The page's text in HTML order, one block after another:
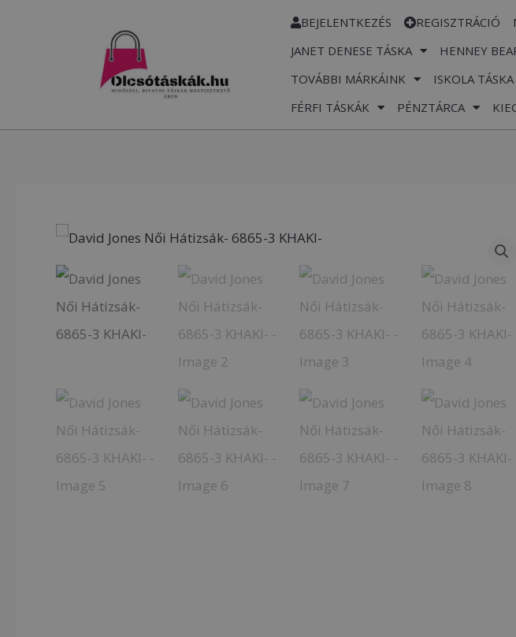
BEJELENTKEZÉS REGISZTRÁCIÓ
JANET DENESE TÁSKA
HENNEY
TOVÁBBI MÁRKÁINK
ISKOLA TÁSKA
FÉRFI TÁSKÁK
PÉNZTÁRCA